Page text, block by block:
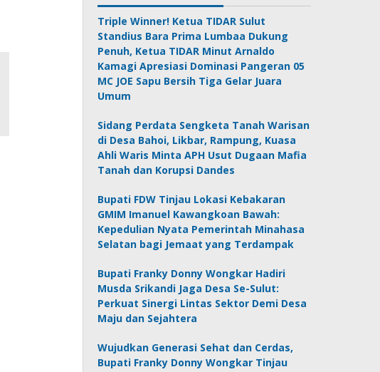
Triple Winner! Ketua TIDAR Sulut
Standius Bara Prima Lumbaa Dukung
Penuh, Ketua TIDAR Minut Arnaldo
Kamagi Apresiasi Dominasi Pangeran 05
MC JOE Sapu Bersih Tiga Gelar Juara
Umum
Sidang Perdata Sengketa Tanah Warisan
di Desa Bahoi, Likbar, Rampung, Kuasa
Ahli Waris Minta APH Usut Dugaan Mafia
Tanah dan Korupsi Dandes
Bupati FDW Tinjau Lokasi Kebakaran
GMIM Imanuel Kawangkoan Bawah:
Kepedulian Nyata Pemerintah Minahasa
Selatan bagi Jemaat yang Terdampak
Bupati Franky Donny Wongkar Hadiri
Musda Srikandi Jaga Desa Se-Sulut:
Perkuat Sinergi Lintas Sektor Demi Desa
Maju dan Sejahtera
Wujudkan Generasi Sehat dan Cerdas,
Bupati Franky Donny Wongkar Tinjau